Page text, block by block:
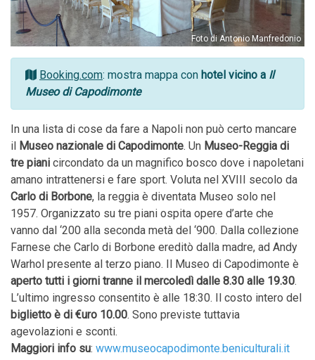
Foto di Antonio Manfredonio
Booking.com: mostra mappa con hotel vicino a Il
Museo di Capodimonte
In una lista di cose da fare a Napoli non può certo mancare
il Museo nazionale di Capodimonte. Un Museo­-Reggia di
tre piani circondato da un magnifico bosco dove i napoletani
amano intrattenersi e fare sport. Voluta nel XVIII secolo da
Carlo di Borbone, la reggia è diventata Museo solo nel
1957. Organizzato su tre piani ospita opere d’arte che
vanno dal ‘200 alla seconda metà del ‘900. Dalla collezione
Farnese che Carlo di Borbone ereditò dalla madre, ad Andy
Warhol presente al terzo piano. Il Museo di Capodimonte è
aperto tutti i giorni tranne il mercoledì dalle 8.30 alle 19.30.
L’ultimo ingresso consentito è alle 18:30. Il costo intero del
biglietto è di €uro 10.00. Sono previste tuttavia
agevolazioni e sconti.
Maggiori info su: www.museocapodimonte.beniculturali.it